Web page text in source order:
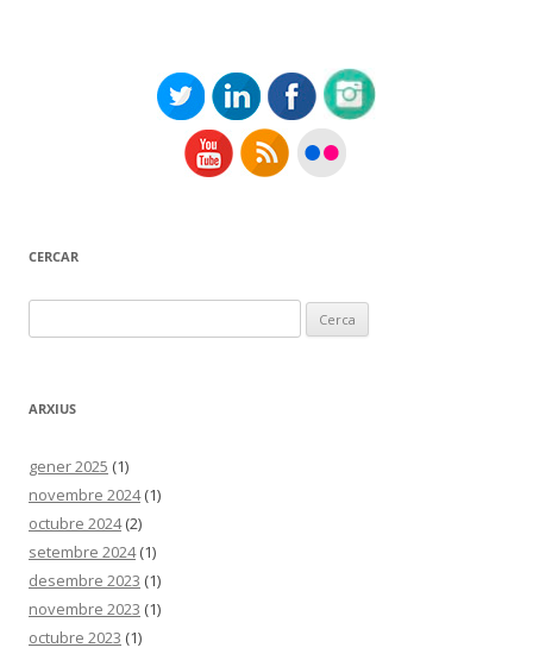
CERCAR
ARXIUS
gener 2025 (1)
novembre 2024(1)
octubre 2024(2)
setembre 2024(1)
desembre 2023 (1)
novembre 2023 (1)
octubre 2023 (1)